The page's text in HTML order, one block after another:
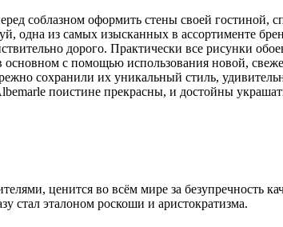
соблазном оформить стены своей гостиной,
одна из самых изысканных в ассортименте
дорого. Практически все рисунки
с помощью использования новой,
сохранили их уникальный стиль,
поистине прекрасны, и достойны
ценится во всём мире за безупречность
стал эталоном роскоши и аристократизма.